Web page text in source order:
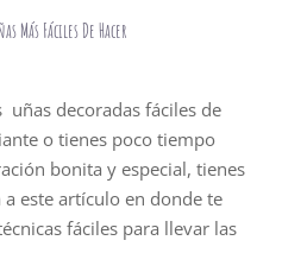
Más Fáciles De Hacer
uñas decoradas fáciles de
o tienes poco tiempo
bonita y especial, tienes
este artículo en donde te
fáciles para llevar las